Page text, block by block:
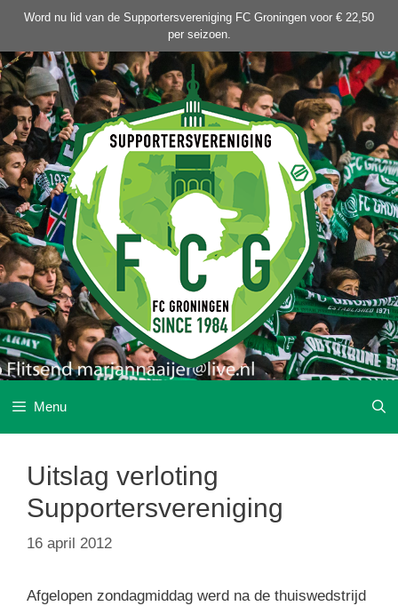
de
inhoud
Word nu lid van de Supportersvereniging FC Groningen voor € 22,50
per seizoen.
Menu
Uitslag verloting
Supportersvereniging
16 april 2012
Afgelopen zondagmiddag werd na de thuiswedstrijd